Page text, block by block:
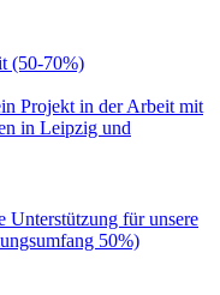
(50-70%)
Projekt in der Arbeit mit
in Leipzig und
Unterstützung für unsere
50%)